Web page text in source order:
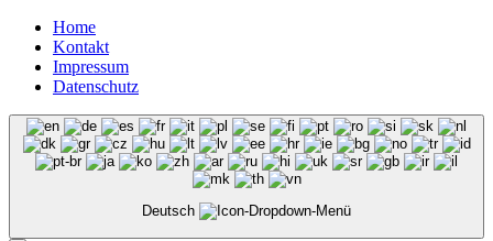
Home
Kontakt
Impressum
Datenschutz
Deutsch